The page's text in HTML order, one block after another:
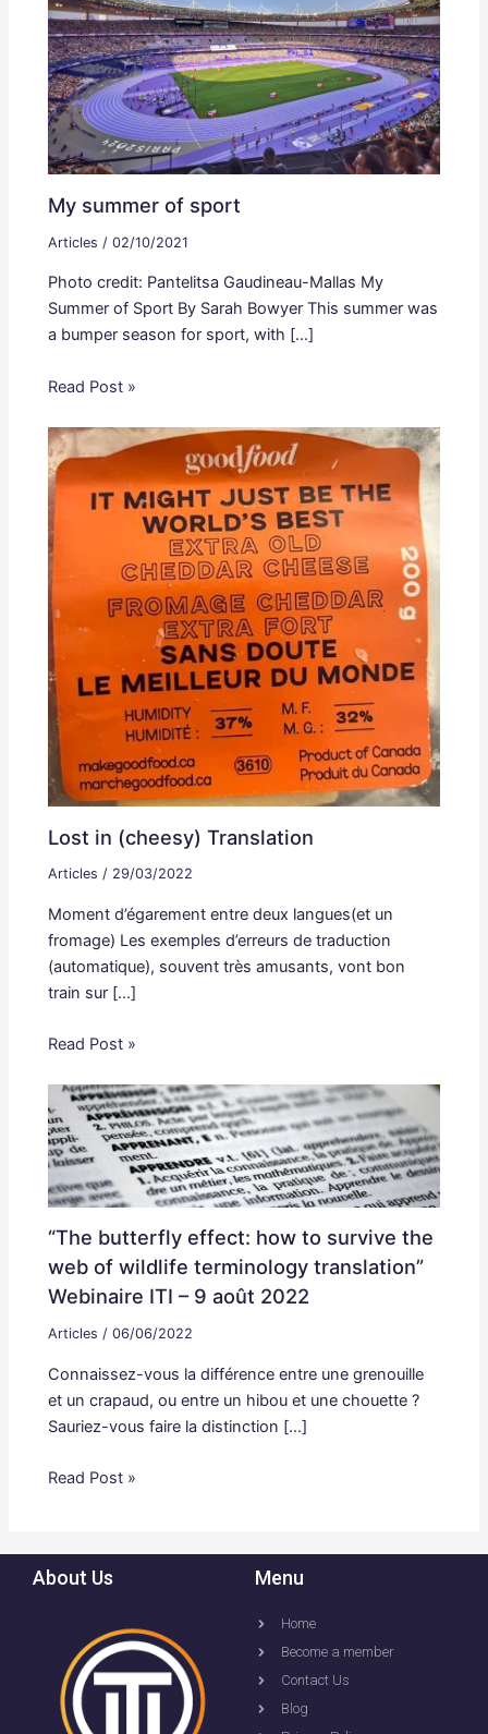
My summer of sport
Articles /02/10/2021
Photo credit: Pantelitsa Gaudineau-Mallas My
Summer of Sport By Sarah Bowyer This summer was
a bumper season for sport, with […]
Read Post »
Lost in (cheesy) Translation
Articles / 29/03/2022
Moment d’égarement entre deux langues(et un
fromage) Les exemples d’erreurs de traduction
(automatique), souvent très amusants, vont bon
train sur […]
Read Post »
“The butterfly effect: how to survive the
web of wildlife terminology translation”
Webinaire ITI – 9 août 2022
Articles /06/06/2022
Connaissez-vous la différence entre une grenouille
et un crapaud, ou entre un hibou et une chouette ?
Sauriez-vous faire la distinction […]
Read Post »
About Us Menu
Home
Become a member
Contact Us
Blog